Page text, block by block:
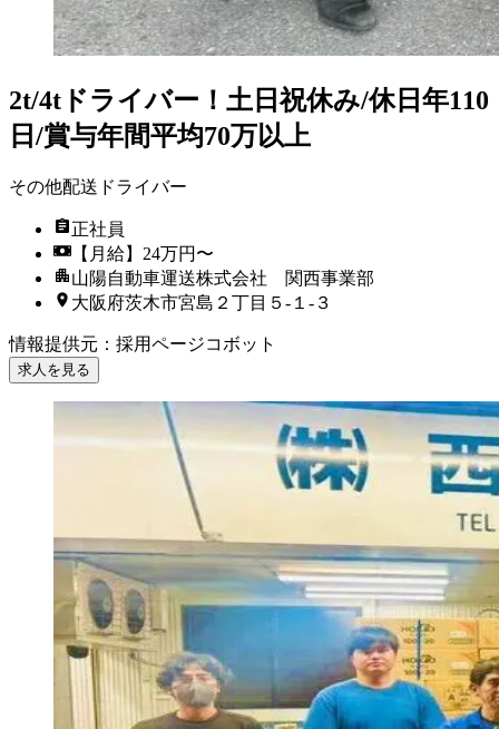
2t/4tドライバー！土日祝休み/休日年110
日/賞与年間平均70万以上
その他配送ドライバー
正社員
【月給】24万円〜
山陽自動車運送株式会社 関西事業部
大阪府茨木市宮島２丁目５‐１‐３
情報提供元 ： 採用ページコボット
求人を見る